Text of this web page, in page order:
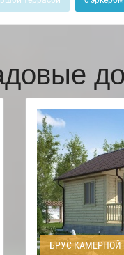
БРУС КАМЕРНОЙ